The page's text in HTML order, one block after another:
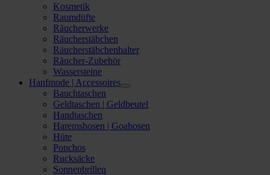
Kosmetik
Raumdüfte
Räucherwerke
Räucherstäbchen
Räucherstäbchenhalter
Räucher-Zubehör
Wassersteine
Hanfmode | Accessoires
Bauchtaschen
Geldtaschen | Geldbeutel
Handtaschen
Haremshosen | Goahosen
Hüte
Ponchos
Rucksäcke
Sonnenbrillen